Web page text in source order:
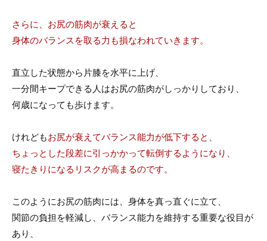
さらに、お尻の筋肉が衰えると
身体のバランスを取る力も損なわれていきます。
直立した状態から片膝を水平に上げ、
一分間キープできる人はお尻の筋肉がしっかりしており、
何歳になっても歩けます。
けれどもお尻が衰えてバランス能力が低下すると、
ちょっとした段差に引っかかって転倒するようになり、
寝たきりになるリスクが高まるのです。
このようにお尻の筋肉には、身体を真っ直ぐに立て、
関節の負担を軽減し、バランス能力を維持する重要な役目が
あり、